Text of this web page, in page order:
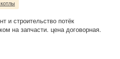
и строительство потёк
на запчасти. цена договорная.